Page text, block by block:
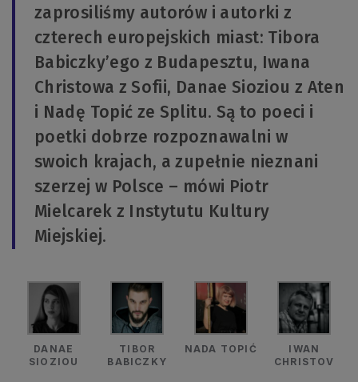
zaprosiliśmy autorów i autorki z
czterech europejskich miast: Tibora
Babiczky’ego z Budapesztu, Iwana
Christowa z Sofii, Danae Sioziou z Aten
i Nadę Topić ze Splitu. Są to poeci i
poetki dobrze rozpoznawalni w
swoich krajach, a zupełnie nieznani
szerzej w Polsce – mówi Piotr
Mielcarek z Instytutu Kultury
Miejskiej.
DANAE
SIOZIOU
TIBOR
BABICZKY
NADA TOPIĆ
IWAN
CHRISTOV